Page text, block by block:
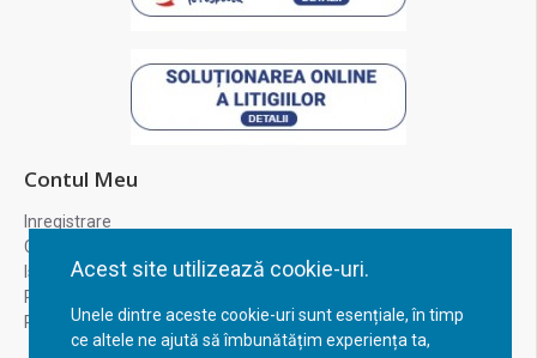
Acest site utilizează cookie-uri.
Unele dintre aceste cookie-uri sunt esențiale, în timp
ce altele ne ajută să îmbunătățim experiența ta,
Contul Meu
Inregistrare
Contul meu
Istoric comenzi
Recuperare parola
Returnare produs